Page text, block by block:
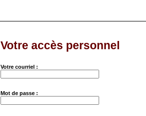
Votre accès personnel
Votre courriel :
Mot de passe :